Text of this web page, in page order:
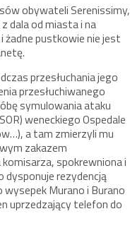
obywateli Serenissimy,
dala od miasta i na
żadne pustkowie nie jest
przesłuchania jego
przesłuchiwanego
symulowania ataku
weneckiego Ospedale
a tam zmierzyli mu
zakazem
spokrewniona i
dysponuje rezydencją
Murano i Burano
uprzedzający telefon do